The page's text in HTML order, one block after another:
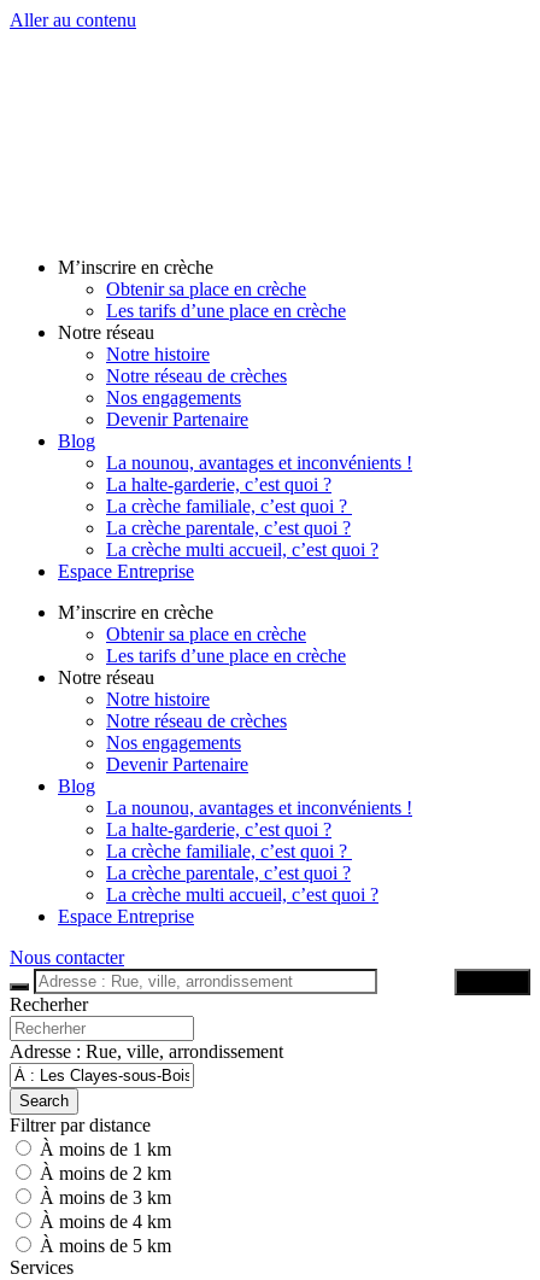
Aller au contenu
M’inscrire en crèche
Obtenir sa place en crèche
Les tarifs d’une place en crèche
Notre réseau
Notre histoire
Notre réseau de crèches
Nos engagements
Devenir Partenaire
Blog
La nounou, avantages et inconvénients !
La halte-garderie, c’est quoi ?
La crèche familiale, c’est quoi ?
La crèche parentale, c’est quoi ?
La crèche multi accueil, c’est quoi ?
Espace Entreprise
M’inscrire en crèche
Obtenir sa place en crèche
Les tarifs d’une place en crèche
Notre réseau
Notre histoire
Notre réseau de crèches
Nos engagements
Devenir Partenaire
Blog
La nounou, avantages et inconvénients !
La halte-garderie, c’est quoi ?
La crèche familiale, c’est quoi ?
La crèche parentale, c’est quoi ?
La crèche multi accueil, c’est quoi ?
Espace Entreprise
Nous contacter
Recherher
Adresse : Rue, ville, arrondissement
Search
Filtrer par distance
À moins de 1 km
À moins de 2 km
À moins de 3 km
À moins de 4 km
À moins de 5 km
Services